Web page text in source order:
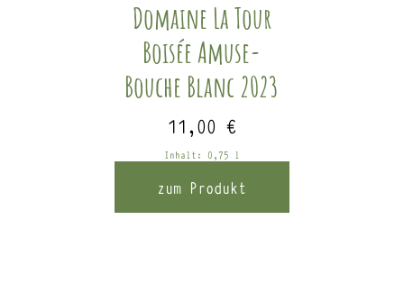
Domaine La Tour
Boisée Amuse-
Bouche Blanc 2023
11,00€
Inhalt: 0,75 l
zum Produkt